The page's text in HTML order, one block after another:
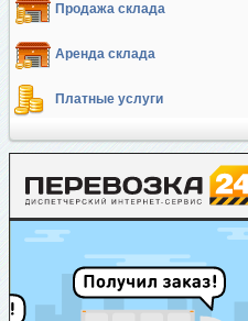
Продажа склада
Аренда склада
Платные услуги